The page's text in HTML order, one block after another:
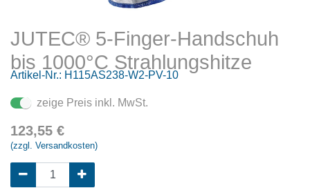
JUTEC® 5-Finger-Handschuh
bis 1000°C Strahlungshitze
Artikel-Nr.: H115AS238-W2-PV-10
zeige Preis inkl. MwSt.
123,55 €
(zzgl. Versandkosten)